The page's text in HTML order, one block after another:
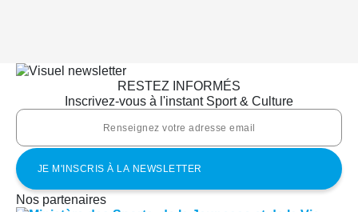
RESTEZ INFORMÉS
Inscrivez-vous à l'instant Sport & Culture
Nos partenaires